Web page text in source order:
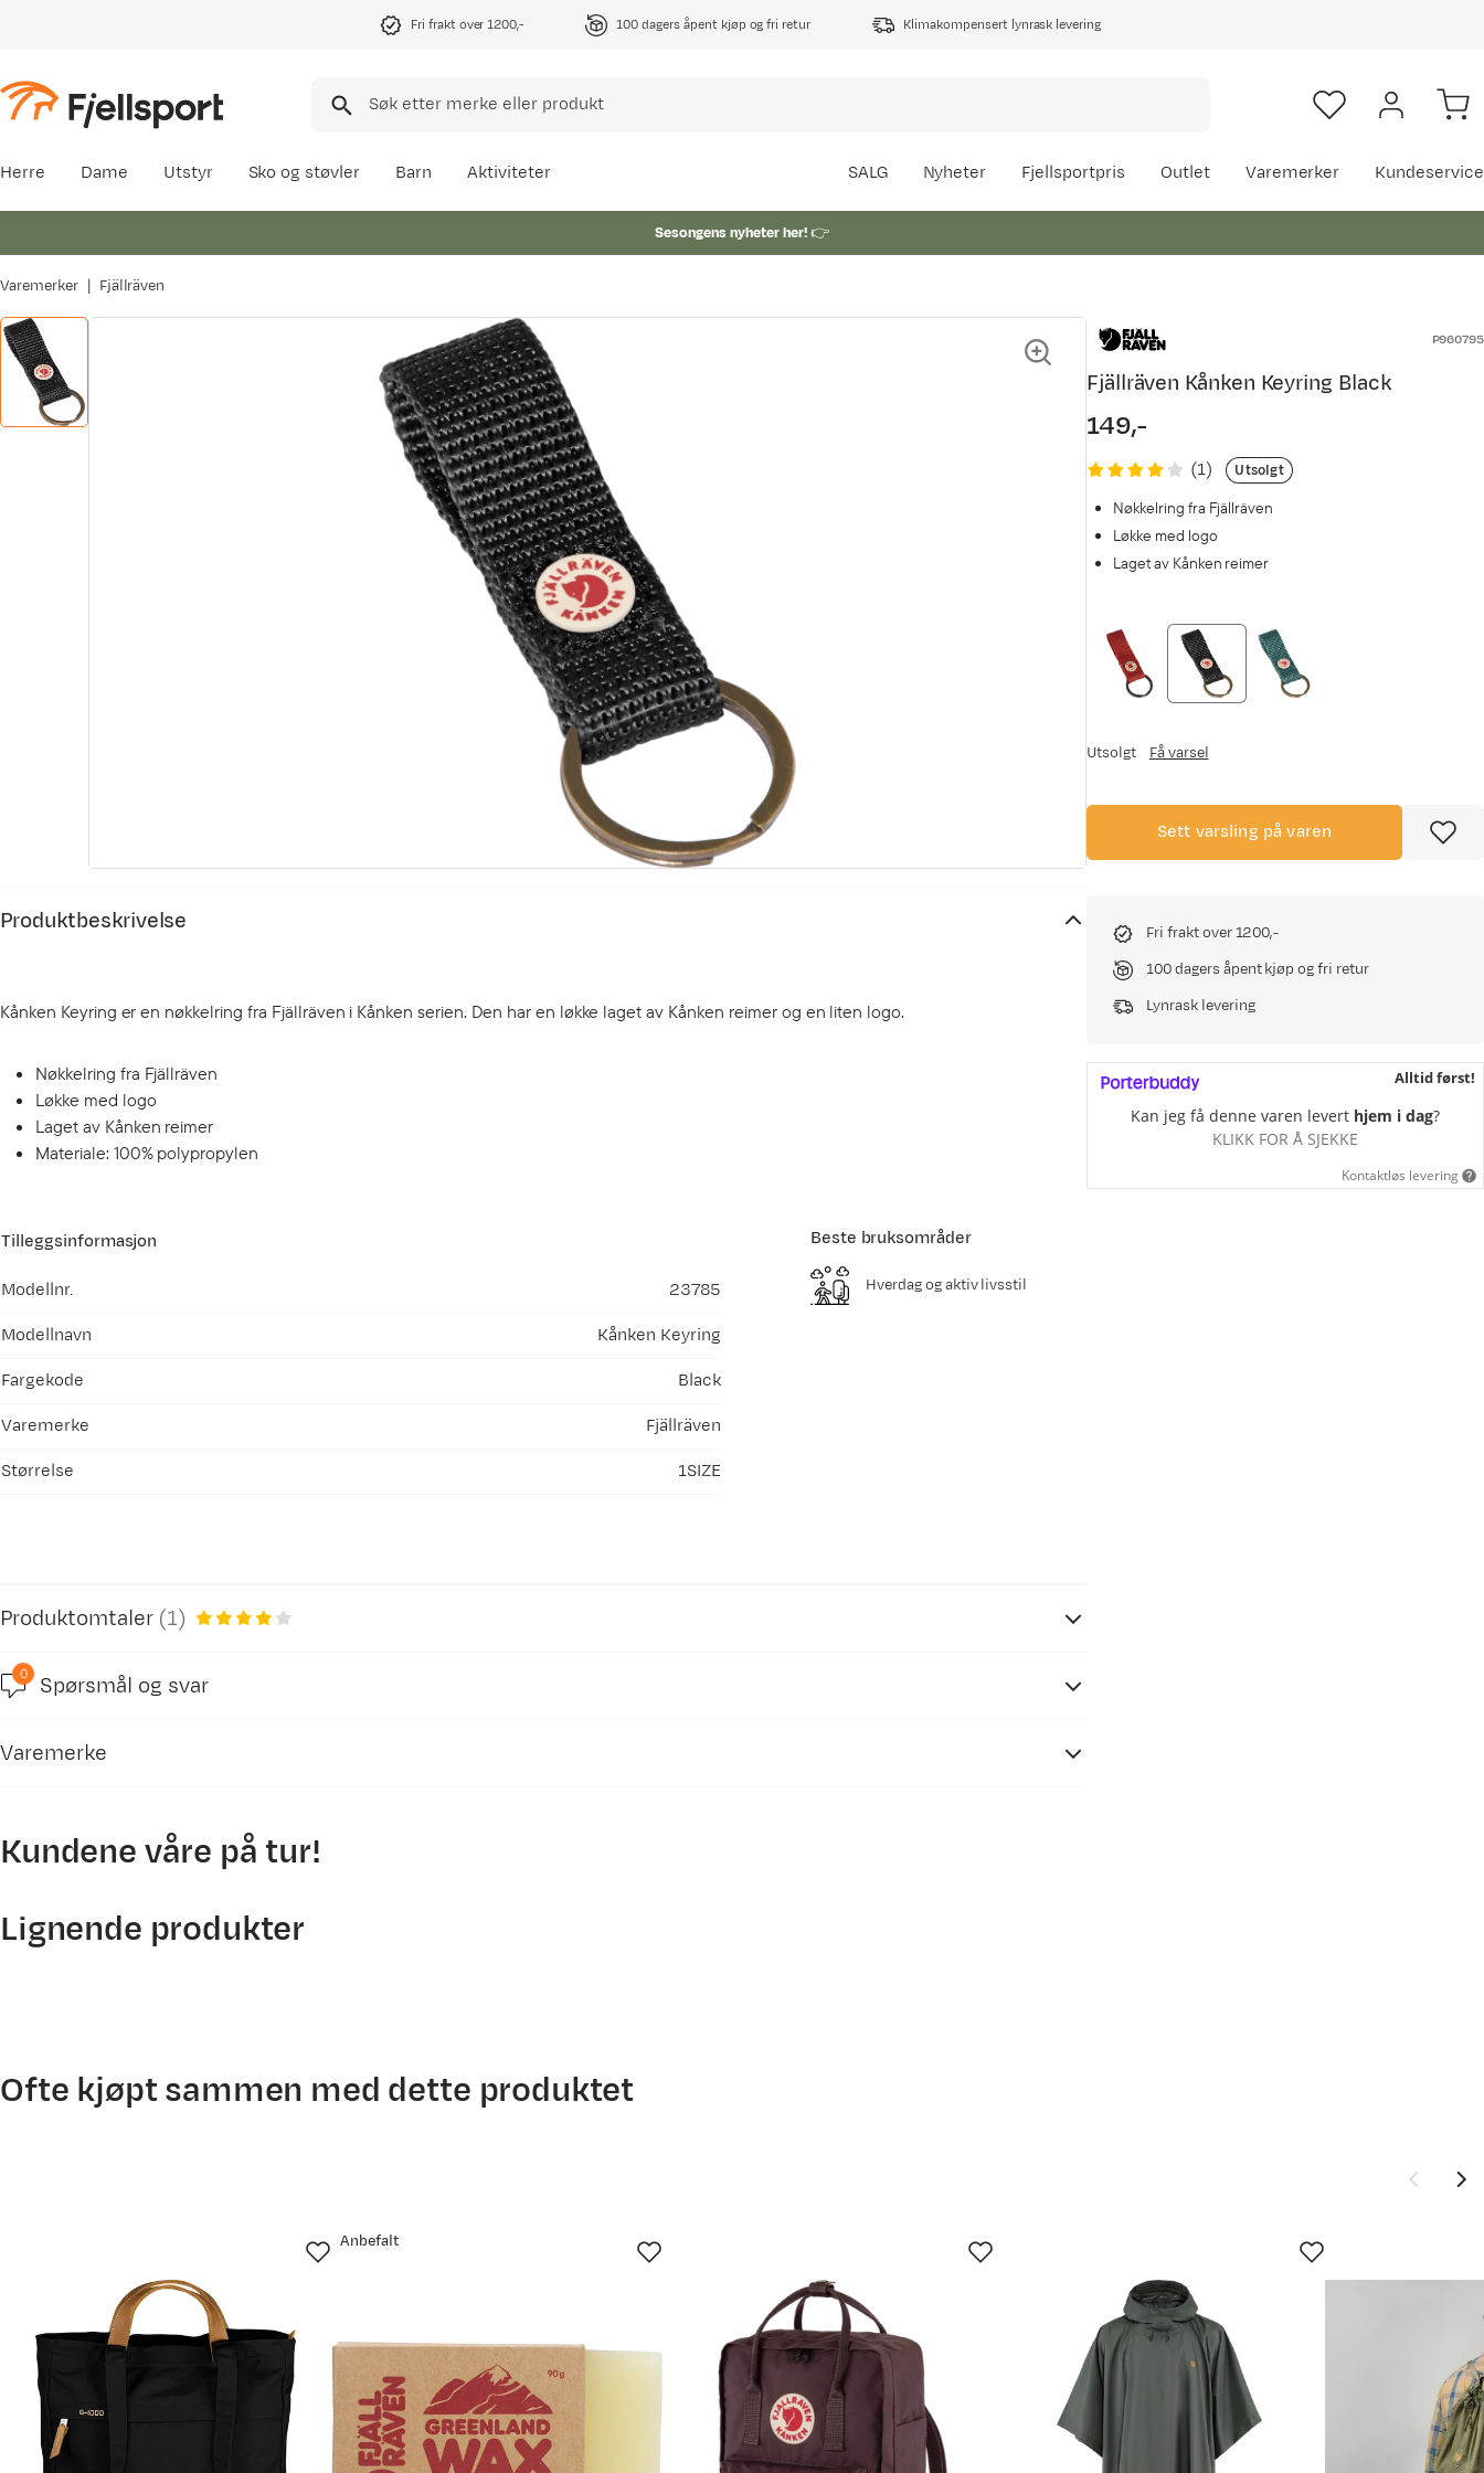
Fri frakt over 1200,- 100 dagers åpent kjøp og fri retur Klimakompensert lynrask levering
Herre Dame Utstyr Sko og støvler Barn Aktiviteter SALG Nyheter Fjellsportpris Outlet Varemerker Kundeservice
Sesongens nyheter her!👉
Varemerker Fjällräven
Produktbeskrivelse
Kånken Keyring er en nøkkelring fra Fjällräven i Kånken serien. Den har en løkke laget av Kånken reimer og en liten logo.
Nøkkelring fra Fjällräven
Løkke med logo
Laget av Kånken reimer
Materiale: 100% polypropylen
Tilleggsinformasjon
Modellnr.
23785
Modellnavn
Kånken Keyring
Fargekode
Black
Varemerke
Fjällräven
Størrelse
1SIZE
Beste bruksområder
Hverdag og aktiv livsstil
Produktomtaler (1)
0 Spørsmål og svar
Varemerke
P960795
Fjällräven Kånken Keyring Black
price
149,-
(1)
Utsolgt
Nøkkelring fra Fjällräven
Løkke med logo
Laget av Kånken reimer
Utsolgt Få varsel
Sett varsling på varen
Fri frakt over 1200,-
100 dagers åpent kjøp og fri retur
Lynrask levering
Alltid først!
Kan jeg få denne varen levert hjem i dag?
KLIKK FOR Å SJEKKE
Kontaktløs levering
Kundene våre på tur!
Lignende produkter
Ofte kjøpt sammen med dette produktet
Anbefalt